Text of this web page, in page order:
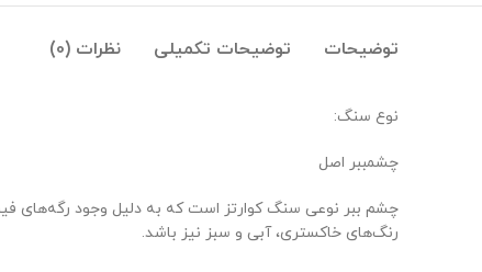
توضیحات توضیحات تکمیلی نظرات (0)
نوع سنگ:
چشمببر اصل
چشم ببر نوعی سنگ کوارتز است که به دلیل وجود رگه‌های
رنگ‌های خاکستری، آبی و سبز نیز باشد.